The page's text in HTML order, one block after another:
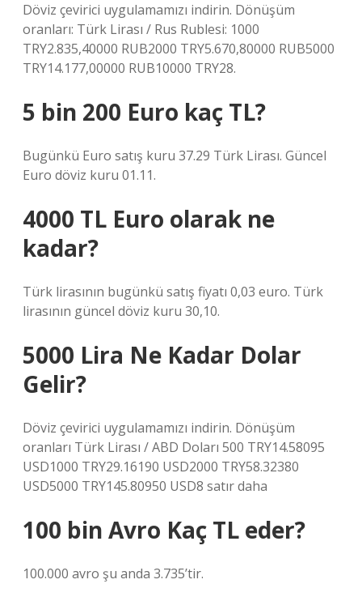
Döviz çevirici uygulamamızı indirin. Dönüşüm
oranları: Türk Lirası / Rus Rublesi: 1000
TRY2.835,40000 RUB2000 TRY5.670,80000 RUB5000
TRY14.177,00000 RUB10000 TRY28.
5 bin 200 Euro kaç TL?
Bugünkü Euro satış kuru 37.29 Türk Lirası. Güncel
Euro döviz kuru 01.11.
4000 TL Euro olarak ne
kadar?
Türk lirasının bugünkü satış fiyatı 0,03 euro. Türk
lirasının güncel döviz kuru 30,10.
5000 Lira Ne Kadar Dolar
Gelir?
Döviz çevirici uygulamamızı indirin. Dönüşüm
oranları Türk Lirası / ABD Doları 500 TRY14.58095
USD1000 TRY29.16190 USD2000 TRY58.32380
USD5000 TRY145.80950 USD8 satır daha
100 bin Avro Kaç TL eder?
100.000 avro şu anda 3.735’tir.